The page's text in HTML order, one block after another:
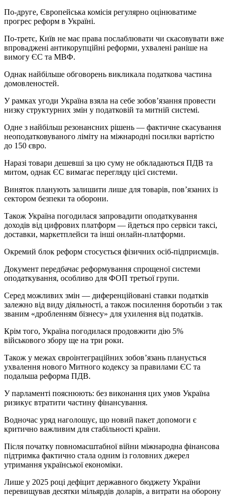
По-друге, Європейська комісія регулярно оцінюватиме
прогрес реформ в Україні.
По-третє, Київ не має права послаблювати чи скасовувати вже
впроваджені антикорупційні реформи, ухвалені раніше на
вимогу ЄС та МВФ.
Однак найбільше обговорень викликала податкова частина
домовленостей.
У рамках угоди Україна взяла на себе зобов’язання провести
низку структурних змін у податковій та митній системі.
Одне з найбільш резонансних рішень — фактичне скасування
неоподатковуваного ліміту на міжнародні посилки вартістю
до 150 євро.
Наразі товари дешевші за цю суму не обкладаються ПДВ та
митом, однак ЄС вимагає перегляду цієї системи.
Виняток планують залишити лише для товарів, пов’язаних із
сектором безпеки та оборони.
Також Україна погодилася запровадити оподаткування
доходів від цифрових платформ — йдеться про сервіси таксі,
доставки, маркетплейси та інші онлайн-платформи.
Окремий блок реформ стосується фізичних осіб-підприємців.
Документ передбачає реформування спрощеної системи
оподаткування, особливо для ФОП третьої групи.
Серед можливих змін — диференційовані ставки податків
залежно від виду діяльності, а також посилення боротьби з так
званим «дробленням бізнесу» для ухилення від податків.
Крім того, Україна погодилася продовжити дію 5%
військового збору ще на три роки.
Також у межах євроінтеграційних зобов’язань планується
ухвалення нового Митного кодексу за правилами ЄС та
подальша реформа ПДВ.
У парламенті пояснюють: без виконання цих умов Україна
ризикує втратити частину фінансування.
Водночас уряд наголошує, що новий пакет допомоги є
критично важливим для стабільності країни.
Після початку повномасштабної війни міжнародна фінансова
підтримка фактично стала одним із головних джерел
утримання української економіки.
Лише у 2025 році дефіцит державного бюджету України
перевищував десятки мільярдів доларів, а витрати на оборону